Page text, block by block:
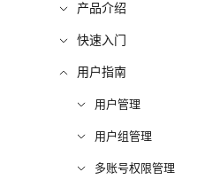
产品介绍
快速入门
用户指南
用户管理
用户组管理
多账号权限管理